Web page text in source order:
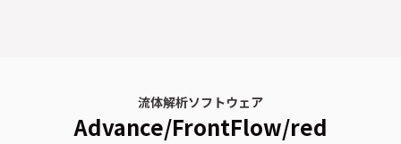
流体解析ソフトウェア
Advance/FrontFlow/red